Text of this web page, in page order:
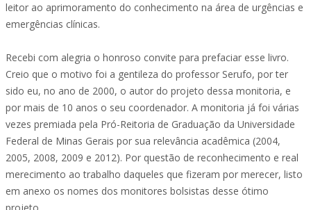
leitor ao aprimoramento do conhecimento na área de urgências e
emergências clínicas.
Recebi com alegria o honroso convite para prefaciar esse livro.
Creio que o motivo foi a gentileza do professor Serufo, por ter
sido eu, no ano de 2000, o autor do projeto dessa monitoria, e
por mais de 10 anos o seu coordenador. A monitoria já foi várias
vezes premiada pela Pró-Reitoria de Graduação da Universidade
Federal de Minas Gerais por sua relevância acadêmica (2004,
2005, 2008, 2009 e 2012). Por questão de reconhecimento e real
merecimento ao trabalho daqueles que fizeram por merecer, listo
em anexo os nomes dos monitores bolsistas desse ótimo